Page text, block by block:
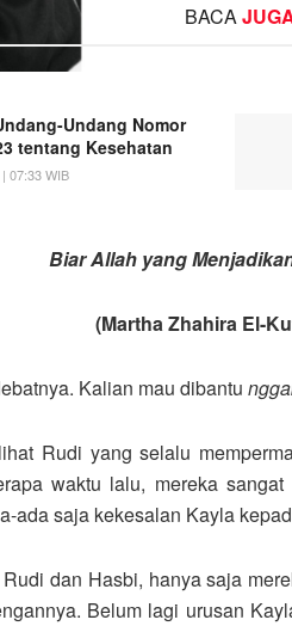
BACA
Undang Nomor
tentang Kesehatan
07:33 WIB
Biar Allah yang
(Martha Zhahira El-
Kalian mau dibantu
Rudi yang selalu
waktu lalu, mereka
ada saja kekesalan Kayla
dan Hasbi, hanya saja
Belum lagi urusan